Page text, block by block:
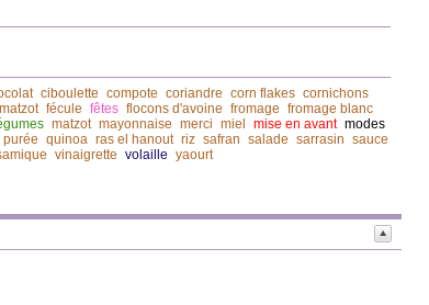
ciboulette compote coriandre corn flakes cornichons
fécule fêtes flocons d'avoine fromage fromage blanc
matzot mayonnaise merci miel mise en avant modes
purée quinoa ras el hanout riz safran salade sarrasin sauce
vinaigrette volaille yaourt